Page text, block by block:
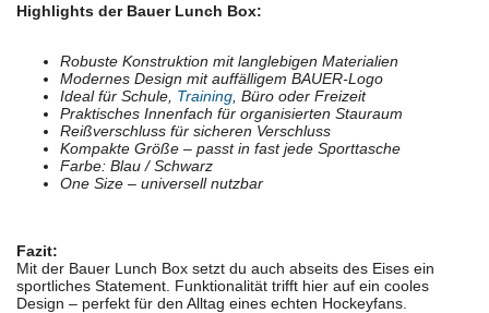
Highlights der Bauer Lunch Box:
Robuste Konstruktion mit langlebigen Materialien
Modernes Design mit auffälligem BAUER-Logo
Ideal für Schule, Training , Büro oder Freizeit
Praktisches Innenfach für organisierten Stauraum
Reißverschluss für sicheren Verschluss
Kompakte Größe – passt in fast jede Sporttasche
Farbe: Blau / Schwarz
One Size – universell nutzbar
Fazit:
Mit der Bauer Lunch Box setzt du auch abseits des Eises ein
sportliches Statement. Funktionalität trifft hier auf ein cooles
Design – perfekt für den Alltag eines echten Hockeyfans.